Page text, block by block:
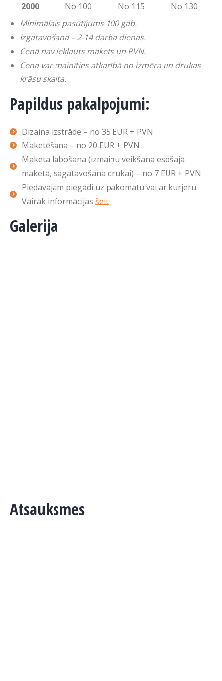
2000
No 100 No 115
No 130
Minimālais pasūtījums 100 gab.
Izgatavošana – 2-14 darba dienas.
Cenā nav iekļauts makets un PVN.
Cena var mainīties atkarībā no izmēra un drukas
krāsu skaita.
Papildus pakalpojumi:
Dizaina izstrāde – no 35 EUR + PVN
Maketēšana – no 20 EUR + PVN
Maketa labošana (izmaiņu veikšana esošajā
maketā, sagatavošana drukai) – no 7 EUR + PVN
Piedāvājam piegādi uz pakomātu vai ar kurjeru.
Vairāk informācijas šeit
Galerija
Atsauksmes